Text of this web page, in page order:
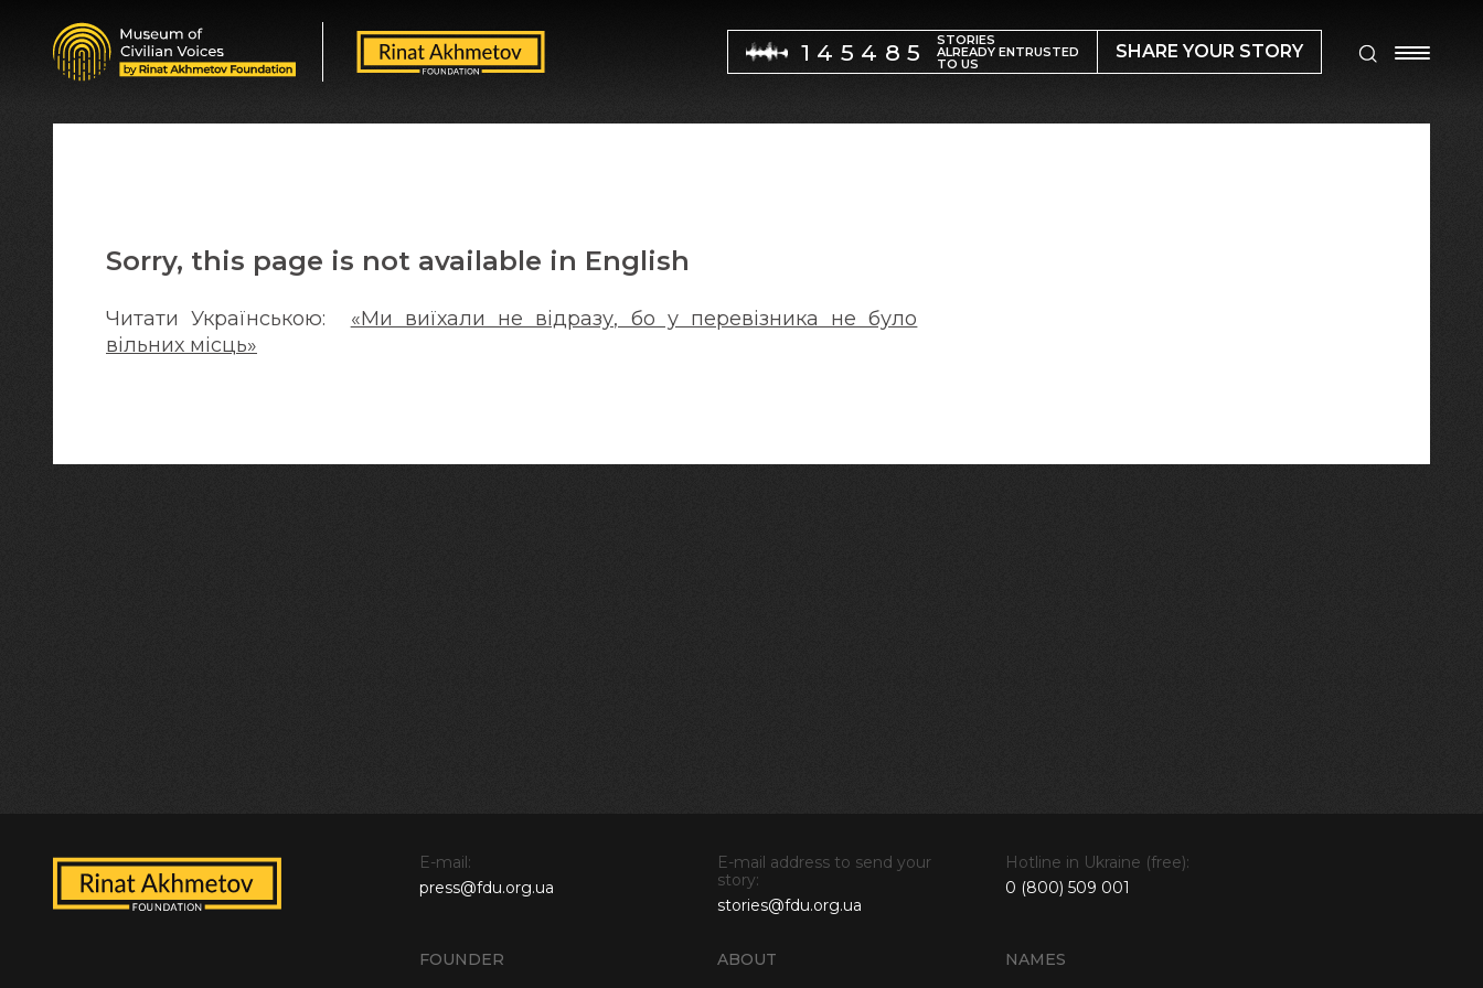
145485 STORIES
ALREADY ENTRUSTED
TO US
SHARE YOUR STORY
Sorry, this page is not available in English
Читати Українською: «Ми виїхали не відразу, бо у перевізника не було
вільних місць»
FOUNDER ABOUT NAMES
E-mail:
press@fdu.org.ua
E-mail address to send your
story:
stories@fdu.org.ua
Hotline in Ukraine (free):
0 (800) 509 001